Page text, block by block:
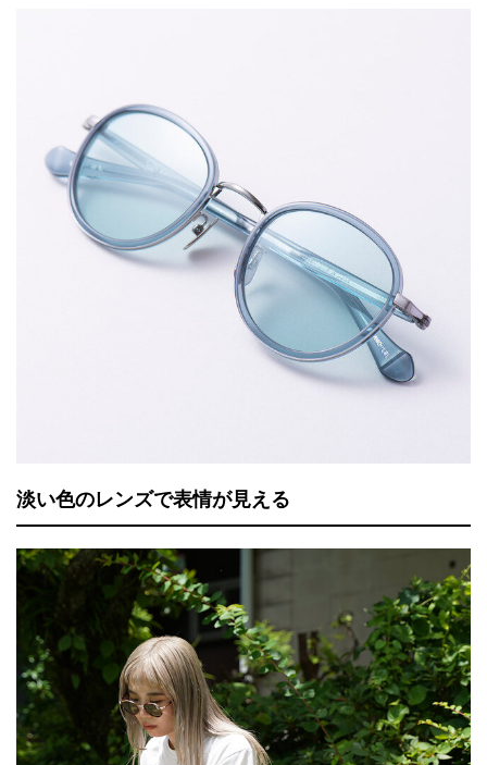
淡い色のレンズで表情が見える